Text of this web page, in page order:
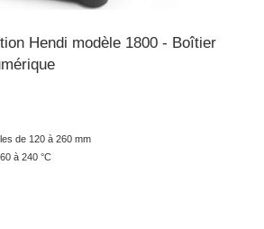
Hendi modèle 1800 - Boîtier
de 120 à 260 mm
à 240 °C